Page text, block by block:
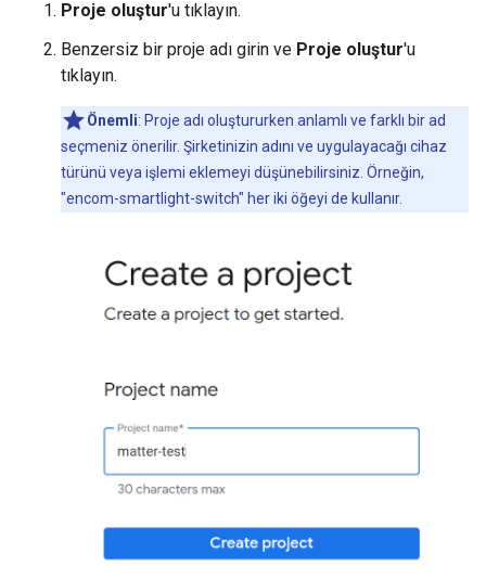
Proje oluştur'u tıklayın.
Benzersiz bir proje adı girin ve Proje oluştur'u
tıklayın.
Önemli: Proje adı oluştururken anlamlı ve farklı bir ad
seçmeniz önerilir. Şirketinizin adını ve uygulayacağı cihaz
türünü veya işlemi eklemeyi düşünebilirsiniz. Örneğin,
"encom-smartlight-switch" her iki öğeyi de kullanır.